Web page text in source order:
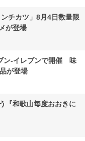
チカツ」8月4日数量限
が登場
ン-イレブンで開催 味
が登場
『和歌山毎度おおきに